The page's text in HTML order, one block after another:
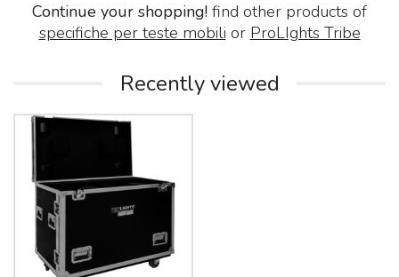
Continue your shopping! find other products of
specifiche per teste mobili or ProLIghts Tribe
Recently viewed